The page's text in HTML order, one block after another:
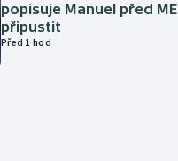
popisuje Manuel před
připustit
Před 1 hod